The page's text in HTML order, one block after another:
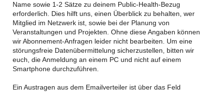
Name sowie 1-2 Sätze zu deinem Public-Health-Bezug
erforderlich. Dies hilft uns, einen Überblick zu behalten, wer
Mitglied im Netzwerk ist, sowie bei der Planung von
Veranstaltungen und Projekten. Ohne diese Angaben können
wir Abonnement-Anfragen leider nicht bearbeiten. Um eine
störungsfreie Datenübermittelung sicherzustellen, bitten wir
euch, die Anmeldung an einem PC und nicht auf einem
Smartphone durchzuführen.
Ein Austragen aus dem Emailverteiler ist über das Feld